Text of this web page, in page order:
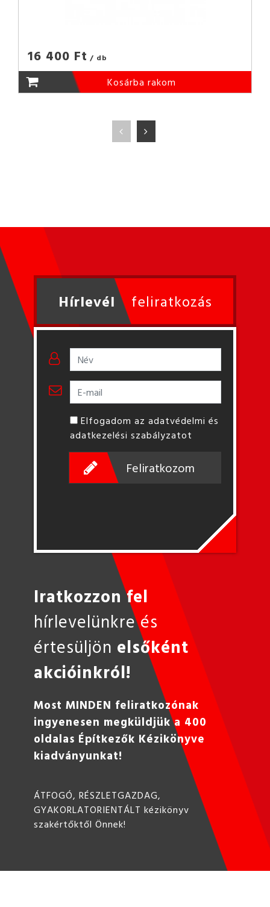
16 400 Ft / db
Kosárba rakom
Hírlevél feliratkozás
Elfogadom az adatvédelmi és
adatkezelési szabályzatot
Feliratkozom
Iratkozzon fel
hírlevelünkre és
értesüljön elsőként
akcióinkról!
Most MINDEN feliratkozónak
ingyenesen megküldjük a 400
oldalas Építkezők Kézikönyve
kiadványunkat!
ÁTFOGÓ, RÉSZLETGAZDAG,
GYAKORLATORIENTÁLT kézikönyv
szakértőktől Önnek!